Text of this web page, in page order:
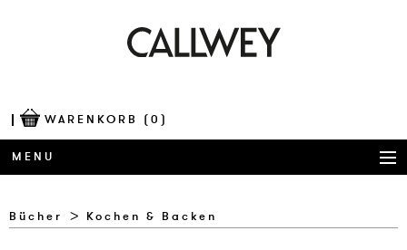
WARENKORB (0)
MENU
Bücher Kochen & Backen